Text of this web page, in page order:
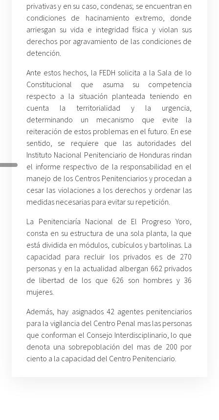
privativas y en su caso, condenas; se encuentran en
condiciones de hacinamiento extremo, donde
arriesgan su vida e integridad física y violan sus
derechos por agravamiento de las condiciones de
detención.
Ante estos hechos, la FEDH solicita a la Sala de lo
Constitucional que asuma su competencia
respecto a la situación planteada teniendo en
cuenta la territorialidad y la urgencia,
determinando un mecanismo que evite la
reiteración de estos problemas en el futuro. En ese
sentido, se requiere que las autoridades del
Instituto Nacional Penitenciario de Honduras rindan
el informe respectivo de la responsabilidad en el
manejo de los Centros Penitenciarios y procedan a
cesar las violaciones a los derechos y ordenar las
medidas necesarias para evitar su repetición.
La Penitenciaría Nacional de El Progreso Yoro,
consta en su estructura de una sola planta, la que
está dividida en módulos, cubículos y bartolinas. La
capacidad para recluir los privados es de 270
personas y en la actualidad albergan 662 privados
de libertad de los que 626 son hombres y 36
mujeres.
Además, hay asignados 42 agentes penitenciarios
para la vigilancia del Centro Penal mas las personas
que conforman el Consejo Interdisciplinario, lo que
denota una sobrepoblación del mas de 200 por
ciento a la capacidad del Centro Penitenciario.